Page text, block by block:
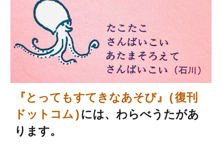
『とってもすてきなあそび』(復刊
ドットコム) には、わらべうたがあ
ります。